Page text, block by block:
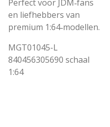
Perfect voor JDM‑fans
en liefhebbers van
premium 1:64‑modellen.
MGT01045-L
840456305690 schaal
1:64